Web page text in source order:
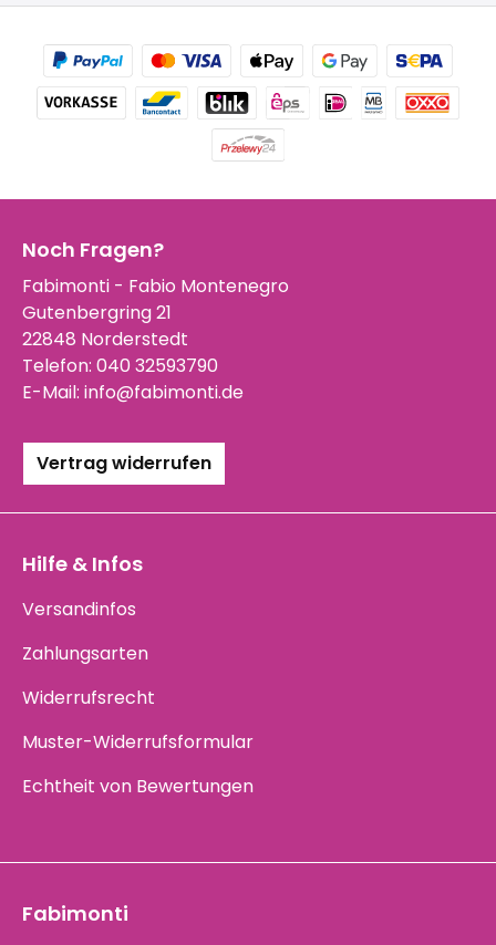
Noch Fragen?
Fabimonti - Fabio Montenegro
Gutenbergring 21
22848 Norderstedt
Telefon: 040 32593790
E-Mail: info@fabimonti.de
Vertrag widerrufen
Hilfe & Infos
Versandinfos
Zahlungsarten
Widerrufsrecht
Muster-Widerrufsformular
Echtheit von Bewertungen
Fabimonti